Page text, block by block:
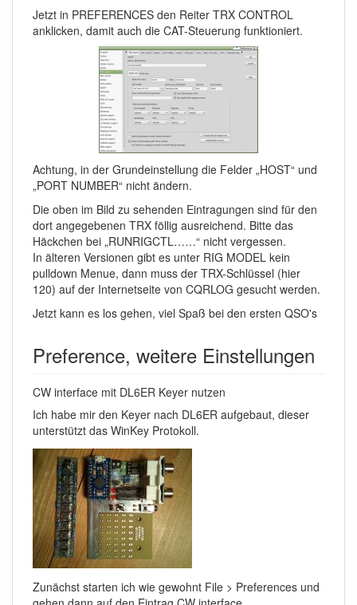
Jetzt in PREFERENCES den Reiter TRX CONTROL
anklicken, damit auch die CAT-Steuerung funktioniert.
Achtung, in der Grundeinstellung die Felder „HOST“ und
„PORT NUMBER“ nicht ändern.
Die oben im Bild zu sehenden Eintragungen sind für den
dort angegebenen TRX föllig ausreichend. Bitte das
Häckchen bei „RUNRIGCTL……“ nicht vergessen.
In älteren Versionen gibt es unter RIG MODEL kein
pulldown Menue, dann muss der TRX-Schlüssel (hier
120) auf der Internetseite von CQRLOG gesucht werden.
Jetzt kann es los gehen, viel Spaß bei den ersten QSO's
Preference, weitere Einstellungen
CW interface mit DL6ER Keyer nutzen
Ich habe mir den Keyer nach DL6ER aufgebaut, dieser
unterstützt das WinKey Protokoll.
Zunächst starten ich wie gewohnt File > Preferences und